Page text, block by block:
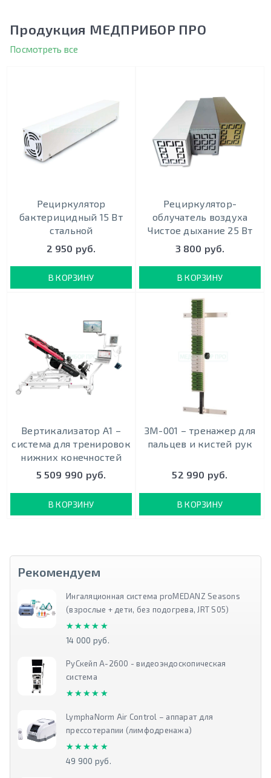
Продукция МЕДПРИБОР ПРО
Посмотреть все
Рециркулятор
бактерицидный 15 Вт
стальной
2 950 руб.
В КОРЗИНУ
Рециркулятор-
облучатель воздуха
Чистое дыхание 25 Вт
3 800 руб.
В КОРЗИНУ
Вертикализатор А1 –
система для тренировок
нижних конечностей
5 509 990 руб.
В КОРЗИНУ
ЗМ-001 – тренажер для
пальцев и кистей рук
52 990 руб.
В КОРЗИНУ
Рекомендуем
Ингаляционная система proMEDANZ Seasons
(взрослые + дети, без подогрева, JRT S05)
★★★★★
★★★★★
14 000 руб.
РуСкейп А-2600 - видеоэндоскопическая
система
★★★★★
★★★★★
LymphaNorm Air Control – аппарат для
прессотерапии (лимфодренажа)
★★★★★
★★★★★
49 900 руб.